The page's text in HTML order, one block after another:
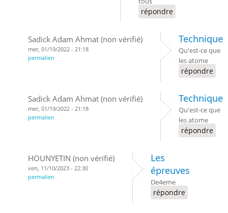
répondre
Sadick Adam Ahmat (non vérifié)
mer, 01/19/2022 - 21:18
permalien
Technique
Qu'est-ce que
les atome
répondre
Sadick Adam Ahmat (non vérifié)
mer, 01/19/2022 - 21:18
permalien
Technique
Qu'est-ce que
les atome
répondre
HOUNYETIN (non vérifié)
ven, 11/10/2023 - 22:30
permalien
Les
épreuves
De4eme
répondre